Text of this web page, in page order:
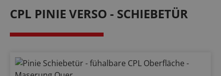
CPL PINIE VERSO - SCHIEBETÜR
Bildergalerie überspringen